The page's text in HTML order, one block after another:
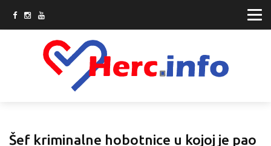
Šef kriminalne hobotnice u kojoj je pao